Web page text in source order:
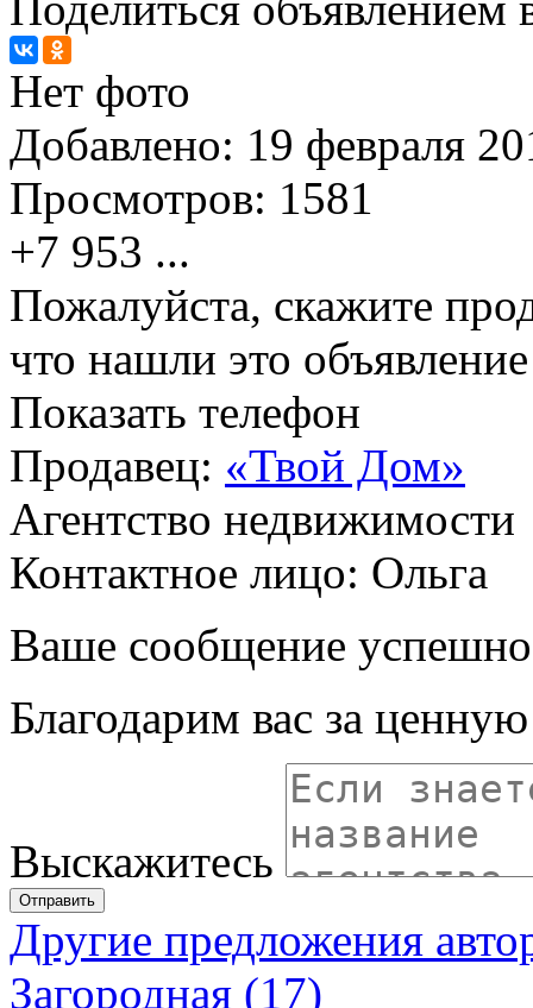
Нет фото
Добавлено: 19 февраля
Просмотров: 1581
+7 953 ...
Пожалуйста, скажите
что нашли это
Показать телефон
Продавец: «Твой Дом»
Агентство недвижимости
Контактное лицо: Ольга
Ваше сообщение успешно
Благодарим вас за
Выскажитесь
Отправить
Другие предложения
Загородная (17)